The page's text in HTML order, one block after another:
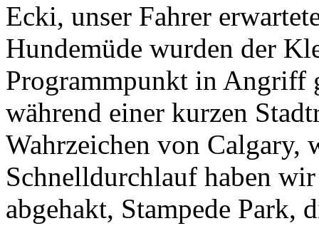
Ecki, unser Fahrer
Hundemüde wurden der
Programmpunkt in Angriff
während einer kurzen
Wahrzeichen von Calgary,
Schnelldurchlauf haben
abgehakt, Stampede Park,